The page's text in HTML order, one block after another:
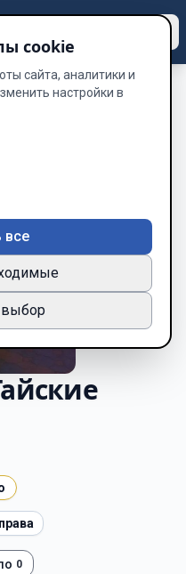
0
cookie
сайта, аналитики и
настройки в
все
выбор